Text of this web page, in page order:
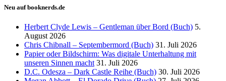
Neu auf booknerds.de
Herbert Clyde Lewis – Gentleman über Bord (Buch) 5.
August 2026
Chris Chibnall – Septembermord (Buch) 31. Juli 2026
Papier oder Bildschirm: Was digitale Unterhaltung mit
unseren Sinnen macht 31. Juli 2026
D.C. Odesza – Dark Castle Reihe (Buch) 30. Juli 2026